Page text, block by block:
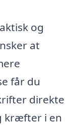
og
at
får du
direkte
kræfter i en